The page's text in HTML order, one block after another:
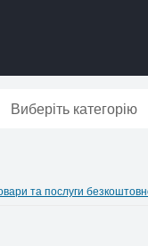
Виберіть категорію
та послуги